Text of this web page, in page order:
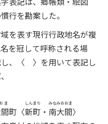
行を勘案した。
を表す現行行政地名が複
を冠して呼称される場
、〈 〉を用いて表記し
ま
町〈新町
しんまち
・ 南大間
みなみおおま
〉